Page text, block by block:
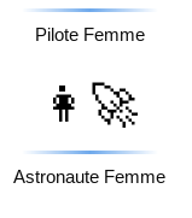
Pilote Femme
👩‍🚀
Astronaute Femme